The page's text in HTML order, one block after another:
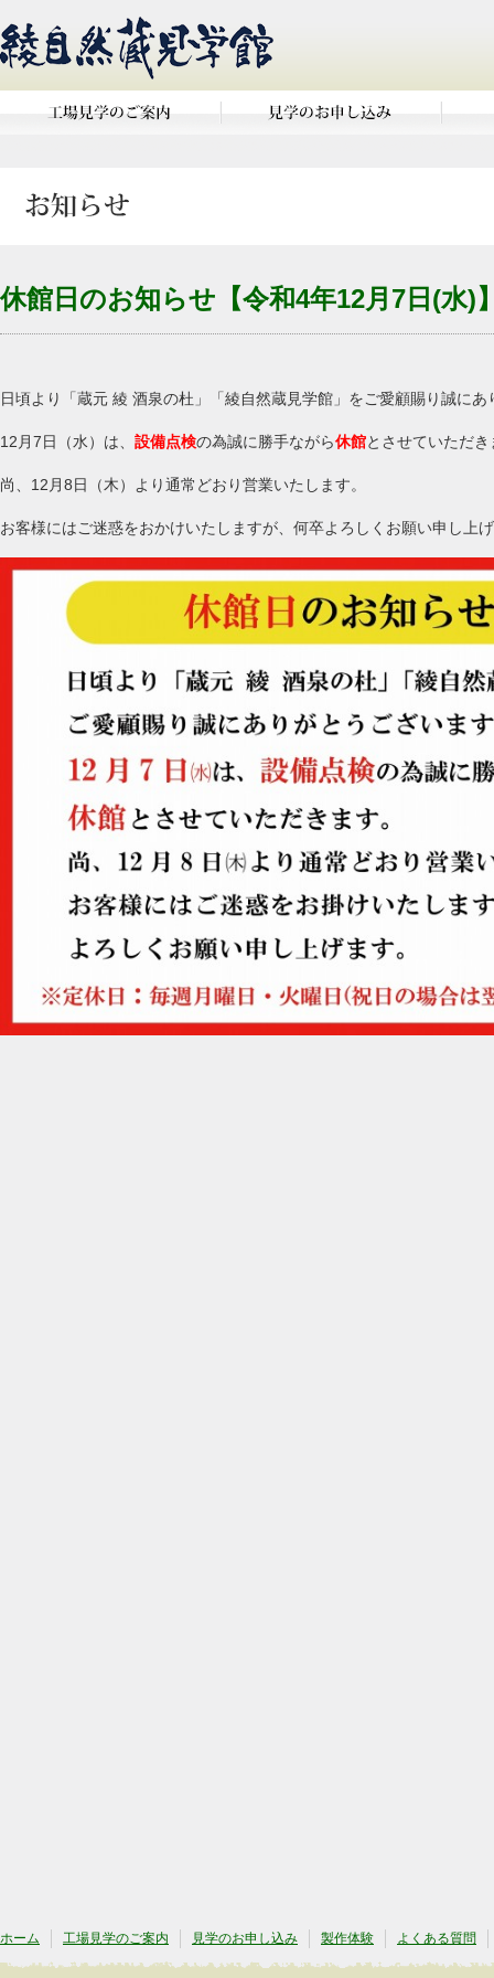
休館日のお知らせ【令和4年12月7日(水)
日頃より「蔵元 綾 酒泉の杜」「綾自然蔵見学館」をご愛顧賜り誠に
12月7日（水） は、 設備点検の為誠に勝手ながら休館とさせていただき
尚、12月8日（木）より通常どおり営業いたします。
お客様にはご迷惑をおかけいたしますが、何卒よろしくお願い申し上
ホーム 工場見学のご案内 見学のお申し込み 製作体験 よくある質問